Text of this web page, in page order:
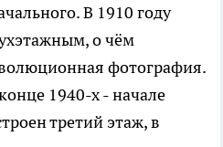
В 1910 году
о чём
фотография.
1940-х - начале
третий этаж, в